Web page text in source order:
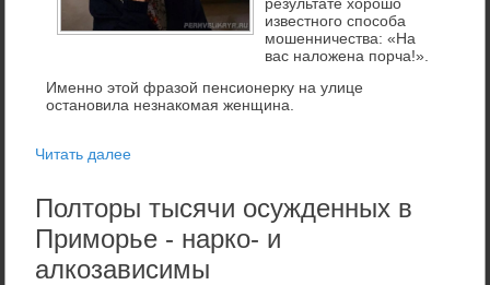
известного способа
мошенничества: «На
вас налοжена порча!».
Именно этой фразой пенсионерку на улице
остановила незнакомая женщина.
Читать далее
Полторы тысячи осужденных в
Приморье - нарко- и
алкозависимы